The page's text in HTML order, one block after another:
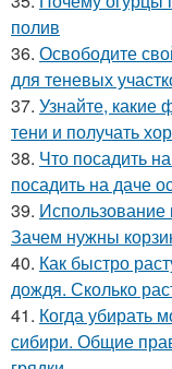
полив
36. Освободите
для теневых
37. Узнайте,
тени и получать
38. Что посадить
посадить на даче
39. Использование
Зачем нужны
40. Как быстро
дождя. Сколько
41. Когда убирать
сибири. Общие